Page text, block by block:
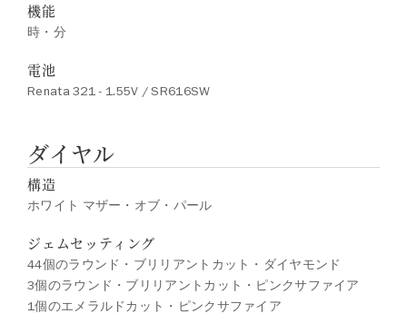
機能
時・分
電池
Renata 321 - 1.55V / SR616SW
ダイヤル
構造
ホワイト マザー・オブ・パール
ジェムセッティング
44個のラウンド・ブリリアントカット・ダイヤモンド
3個のラウンド・ブリリアントカット・ピンクサファイア
1個のエメラルドカット・ピンクサファイア